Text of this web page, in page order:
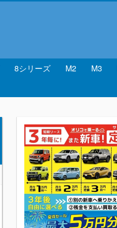
8シリーズ M2 M3